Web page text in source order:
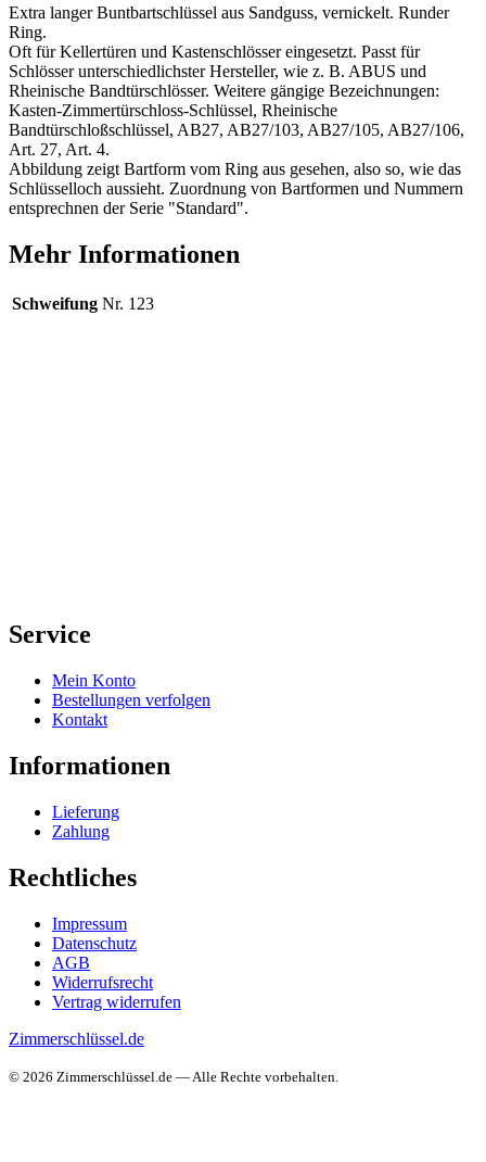
Extra langer Buntbartschlüssel aus Sandguss, vernickelt. Runder
Ring.
Oft für Kellertüren und Kastenschlösser eingesetzt. Passt für
Schlösser unterschiedlichster Hersteller, wie z. B. ABUS und
Rheinische Bandtürschlösser. Weitere gängige Bezeichnungen:
Kasten-Zimmertürschloss-Schlüssel, Rheinische
Bandtürschloßschlüssel, AB27, AB27/103, AB27/105, AB27/106,
Art. 27, Art. 4.
Abbildung zeigt Bartform vom Ring aus gesehen, also so, wie das
Schlüsselloch aussieht. Zuordnung von Bartformen und Nummern
entsprechnen der Serie "Standard".
Mehr Informationen
Schweifung Nr. 123
Service
Mein Konto
Bestellungen verfolgen
Kontakt
Informationen
Lieferung
Zahlung
Rechtliches
Impressum
Datenschutz
AGB
Widerrufsrecht
Vertrag widerrufen
Zimmerschlüssel.de
© 2026 Zimmerschlüssel.de — Alle Rechte vorbehalten.